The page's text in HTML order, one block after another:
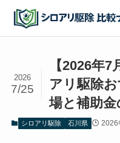
【2026年
アリ駆除
場と補助
2026
7/25
シロアリ駆除 石川県 2026